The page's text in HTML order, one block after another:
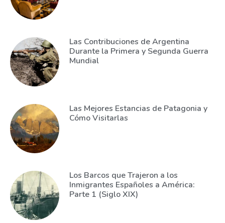
Las Contribuciones de Argentina
Durante la Primera y Segunda Guerra
Mundial
Las Mejores Estancias de Patagonia y
Cómo Visitarlas
Los Barcos que Trajeron a los
Inmigrantes Españoles a América:
Parte 1 (Siglo XIX)